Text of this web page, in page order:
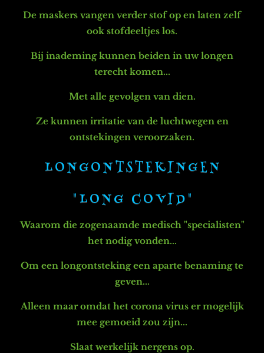
De maskers vangen verder stof op en laten zelf
ook stofdeeltjes los.
Bij inademing kunnen beiden in uw longen
terecht komen...
Met alle gevolgen van dien.
Ze kunnen irritatie van de luchtwegen en
ontstekingen veroorzaken.
L O N G O N T S T E K I N G E N
" L O N G C O V I D "
Waarom die zogenaamde medisch "specialisten"
het nodig vonden...
Om een longontsteking een aparte benaming te
geven...
Alleen maar omdat het corona virus er mogelijk
mee gemoeid zou zijn...
Slaat werkelijk nergens op.